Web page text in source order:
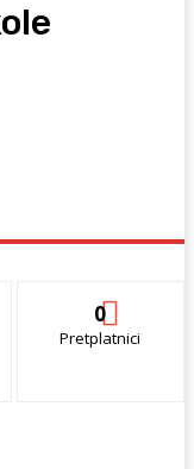
0
Pretplatnici